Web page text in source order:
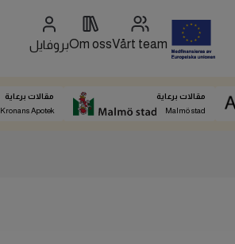
Vårt team
Om ossبروفايل
مقالات برعاية
Malmö stad
مقالات برعاية
Kronans Apotek